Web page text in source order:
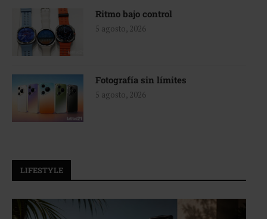
Ritmo bajo control
5 agosto, 2026
Fotografía sin límites
5 agosto, 2026
LIFESTYLE